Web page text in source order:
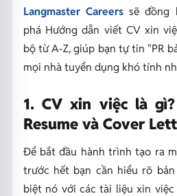
Langmaster Careers sẽ đồng
phá Hướng dẫn viết CV xin
bộ từ A-Z, giúp bạn tự tin "PR
mọi nhà tuyển dụng khó tính
1. CV xin việc là
Resume và Cover
Để bắt đầu hành trình tạo ra
trước hết bạn cần hiểu rõ
biệt nó với các tài liệu xin việc